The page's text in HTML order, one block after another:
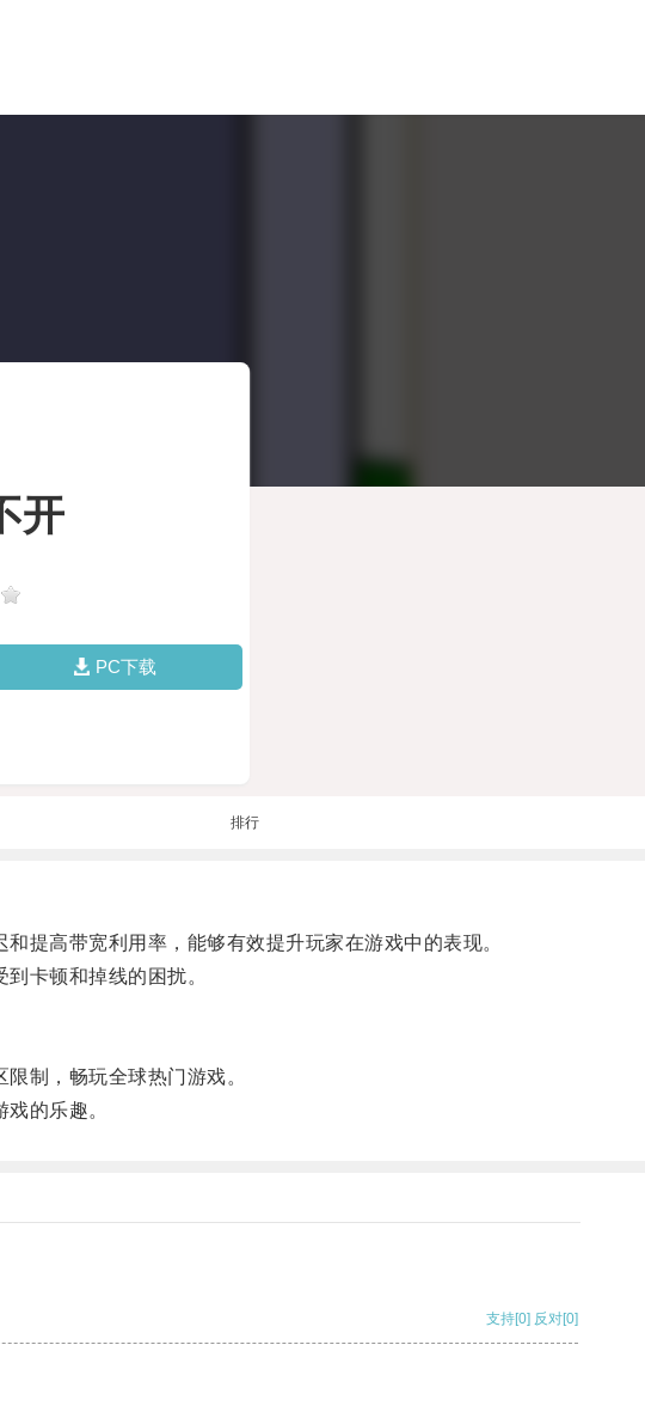
开
PC下载
排行
高带宽利用率，能够有效提升玩家在游戏中的表现。
卡顿和掉线的困扰。
制，畅玩全球热门游戏。
的乐趣。
支持[0] 反对[0]